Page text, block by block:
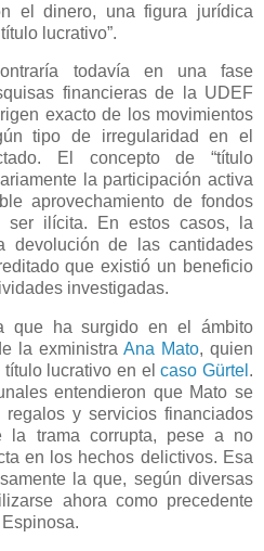
el dinero, una figura jurídica
lucrativo”.
todavía en una fase
financieras de la UDEF
exacto de los movimientos
tipo de irregularidad en el
El concepto de “título
la participación activa
aprovechamiento de fondos
ser ilícita. En estos casos, la
devolución de las cantidades
que existió un beneficio
investigadas.
que ha surgido en el ámbito
la exministraAna Mato, quien
título lucrativo en elcaso Gürtel .
entendieron que Mato se
regalos y servicios financiados
la trama corrupta, pese a no
en los hechos delictivos. Esa
la que, según diversas
ahora como precedente